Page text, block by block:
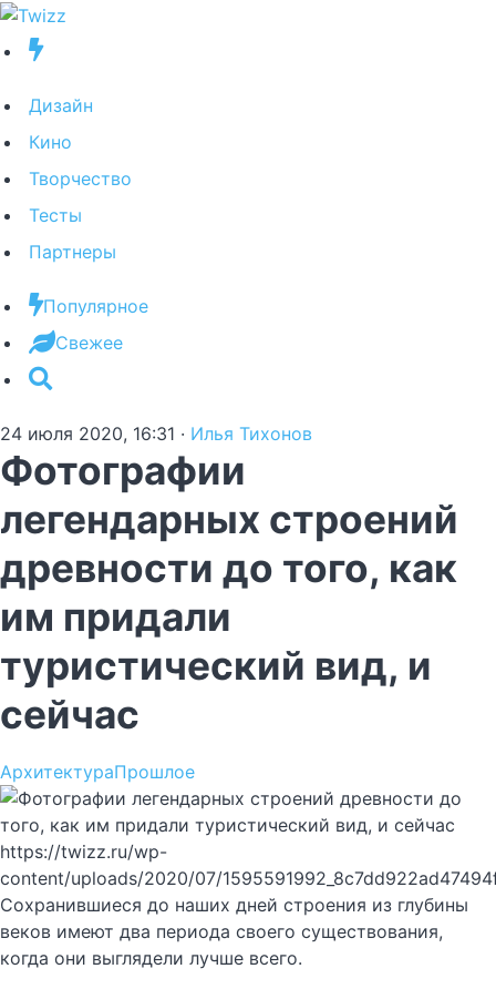
Дизайн
Кино
Творчество
Тесты
Партнеры
Популярное
Свежее
24 июля 2020, 16:31 · Илья Тихонов
Фотографии
легендарных строений
древности до того, как
им придали
туристический вид, и
сейчас
АрхитектураПрошлое
https://twizz.ru/wp-
content/uploads/2020/07/
Сохранившиеся до наших дней строения из глубины
веков имеют два периода своего существования,
когда они выглядели лучше всего.